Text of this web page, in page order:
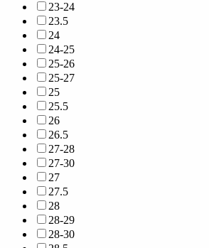
23-24
23.5
24
24-25
25-26
25-27
25
25.5
26
26.5
27-28
27-30
27
27.5
28
28-29
28-30